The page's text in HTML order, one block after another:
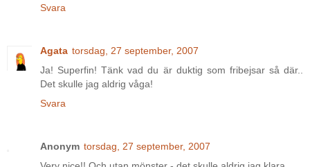
Svara
Agata torsdag, 27 september, 2007
Ja! Superfin! Tänk vad du är duktig som fribejsar så där..
Det skulle jag aldrig våga!
Svara
Anonym torsdag, 27 september, 2007